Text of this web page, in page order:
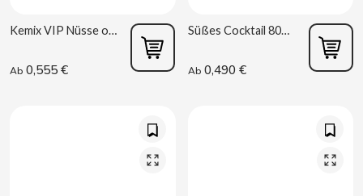
BRILLANTE
Kemix VIP Nüsse ohne Schale 100g Kelia R6
Ab 0,555 €
Süßes Cocktail 80g La Baturrica
Ab 0,490 €